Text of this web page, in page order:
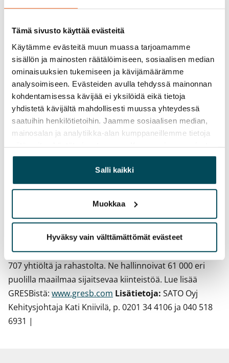
Tämä sivusto käyttää evästeitä
Käytämme evästeitä muun muassa tarjoamamme
sisällön ja mainosten räätälöimiseen, sosiaalisen median
ominaisuuksien tukemiseen ja kävijämäärämme
analysoimiseen. Evästeiden avulla tehdyssä mainonnan
kohdentamisessa kävijää ei yksilöidä eikä tietoja
yhdistetä kävijältä mahdollisesti muussa yhteydessä
saatuihin henkilötietoihin. Jaamme sosiaalisen median,
mainosalan ja analytiikka-alan kumppaneillemme tietoja
yhdistää näitä tietoja muihin tietoihin, joita olet antanut
heille tai joita on kerätty, kun olet käyttänyt heidän
palvelujaan.
Salli kaikki
Muokkaa
Hyväksy vain välttämättömät evästeet
noin 60 osallistuneesta asuntosijoittajasta viidenneksi
paras. KehitysjohtajaKati Kniivilä SATOsta: -
Osallistuimme vastuullisuuden vertailuun ensimmäistä
kertaa ja ilahduimme hyvästä sijoituksestamme
vertailuyrityksiin nähden. - Tekemämme työ
energiatehokkuuden parantamiseksi,
sidosryhmäyhteistyön kehittämiseksi ja toiminnan
periaatteiden selkeyttämiseksi saivat tunnustusta.
Viimeaikainen panostuksemme
vastuullisuusraportointiin vaikutti myös tulokseen. -
Koemme osallistumisen vastuullisuusvertailuun
hyödyllisenä vastuullisuustoimenpiteiden
myös suuntaa vastuullisuuteen liittyvien
toimenpiteiden sisällyttämiseksi arjen toimintaan.
Vuoden 2015 GRESB raportin tulokset perustuvat
vastuullisuutta koskevaan aineistoon, joka on kerätty
707 yhtiöltä ja rahastolta. Ne hallinnoivat 61 000 eri
puolilla maailmaa sijaitsevaa kiinteistöä. Lue lisää
GRESBistä: www.gresb.com Lisätietoja: SATO Oyj
Kehitysjohtaja Kati Kniivilä, p. 0201 34 4106 ja 040 518
6931 |